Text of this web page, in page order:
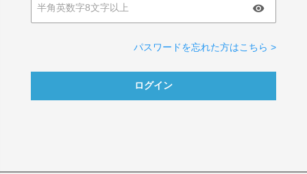
パスワードを忘れた方はこちら >
ログイン